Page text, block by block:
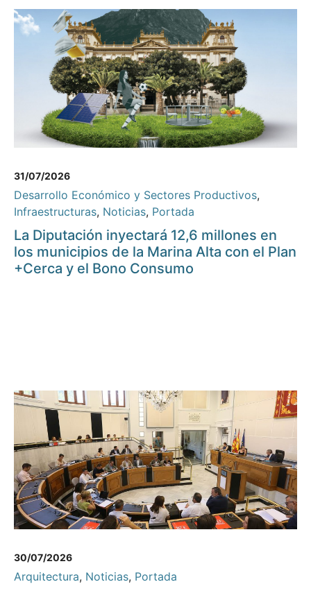
31/07/2026
Desarrollo Económico y Sectores Productivos,
Infraestructuras, Noticias, Portada
La Diputación inyectará 12,6 millones en
los municipios de la Marina Alta con el Plan
+Cerca y el Bono Consumo
30/07/2026
Arquitectura, Noticias, Portada